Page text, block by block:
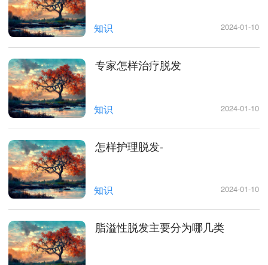
知识 2024-01-10
专家怎样治疗脱发
知识 2024-01-10
怎样护理脱发-
知识 2024-01-10
脂溢性脱发主要分为哪几类